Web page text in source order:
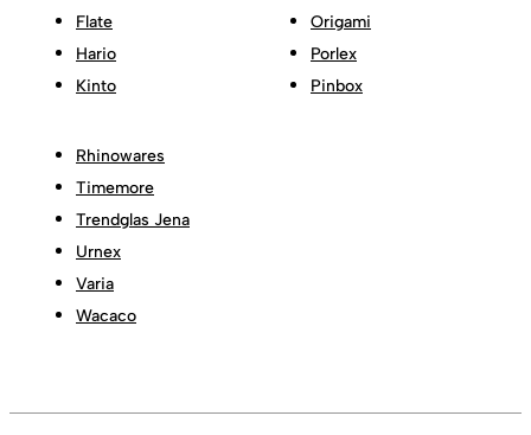
Flate
Hario
Kinto
Origami
Porlex
Pinbox
Rhinowares
Timemore
Trendglas Jena
Urnex
Varia
Wacaco